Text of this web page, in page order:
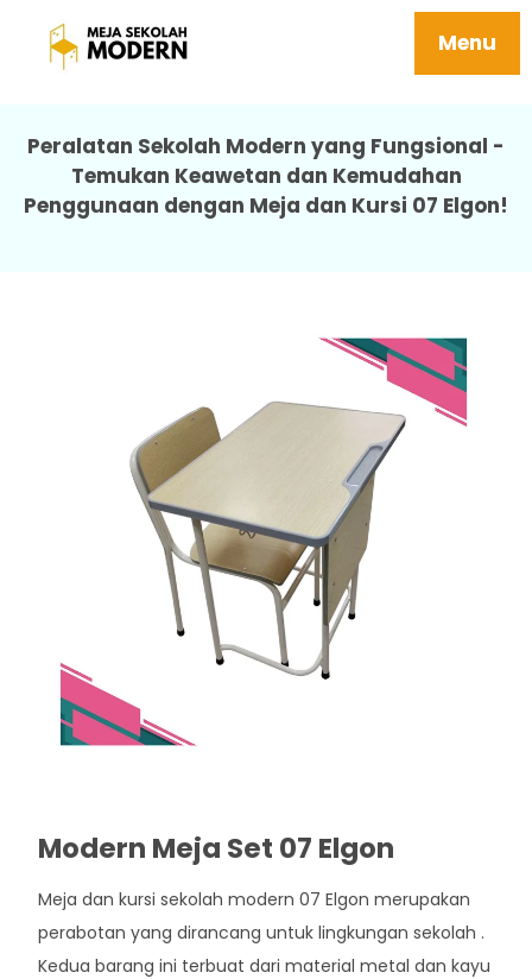
Menu
Meja Sekolah Sd Harga Kuat Tersedia
Ukuran Smp Sma 07 Elgon
Peralatan Sekolah Modern yang Fungsional -
Temukan Keawetan dan Kemudahan
Penggunaan dengan Meja dan Kursi 07 Elgon!
Modern Meja Set 07 Elgon
Meja dan kursi sekolah modern 07 Elgon merupakan
perabotan yang dirancang untuk lingkungan sekolah .
Kedua barang ini terbuat dari material metal dan kayu